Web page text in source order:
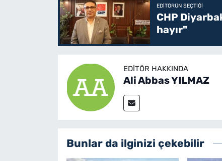
EDITÖRÜN SEÇTIĞI
CHP
hayır"
EDITÖR HAKKINDA
Ali Abbas YILMAZ
Bunlar da ilginizi çekebilir